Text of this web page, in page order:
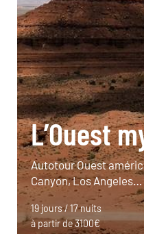
L’Ouest
Autotour Ouest
Canyon, Los Angeles…
19 jours / 17 nuits
à partir de 3100€